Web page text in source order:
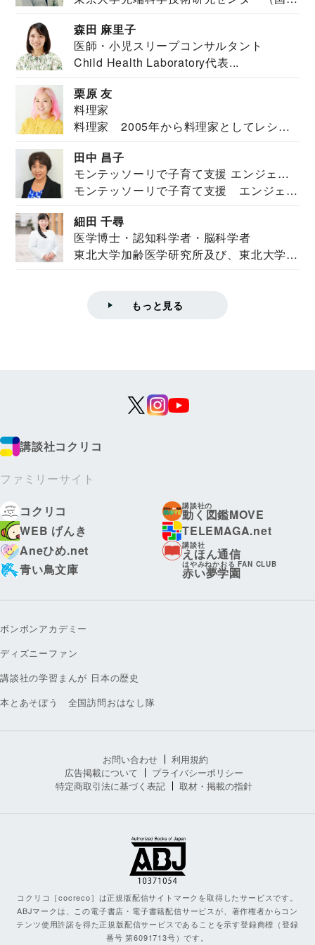
森田 麻里子
医師・小児スリープコンサルタント
Child Health Laboratory代表...
栗原 友
料理家
料理家 2005年から料理家としてレシピ
田中 昌子
モンテッソーリで子育て支援 エンジェル
ズハウス研究所所長
モンテッソーリで子育て支援 エンジェル
細田 千尋
医学博士・認知科学者・脳科学者
東北大学加齢医学研究所及び、東北大学大
もっと見る
講談社コクリコ
ファミリーサイト
コクリコ
講談社の
動く図鑑MOVE
WEB げんき
TELEMAGA.net
Aneひめ.net
講談社
えほん通信
青い鳥文庫
はやみねかおる FAN CLUB
赤い夢学園
ボンボンアカデミー
ディズニーファン
講談社の学習まんが 日本の歴史
本とあそぼう 全国訪問おはなし隊
お問い合わせ
利用規約
広告掲載について
プライバシーポリシー
特定商取引法に基づく表記
取材・掲載の指針
コクリコ［cocreco］は正規版配信サイトマークを取得したサービスです。
ABJマークは、この電子書店・電子書籍配信サービスが、著作権者からコン
テンツ使用許諾を得た正規版配信サービスであることを示す登録商標（登録
番号 第6091713号）です。